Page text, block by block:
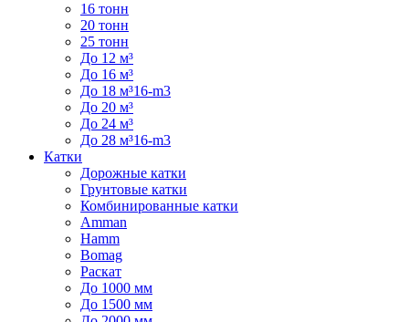
16 тонн
20 тонн
25 тонн
До 12 м³
До 16 м³
До 18 м³16-m3
До 20 м³
До 24 м³
До 28 м³16-m3
Катки
Дорожные катки
Грунтовые катки
Комбинированные катки
Amman
Hamm
Bomag
Раскат
До 1000 мм
До 1500 мм